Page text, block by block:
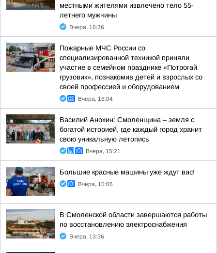
местными жителями извлечено тело 55-
летнего мужчины
Вчера, 16:36
Пожарные МЧС России со
специализированной техникой приняли
участие в семейном празднике «Потрогай
грузовик», познакомив детей и взрослых со
своей профессией и оборудованием
Вчера, 16:04
Василий Анохин: Смоленщина – земля с
богатой историей, где каждый город хранит
свою уникальную летопись
Вчера, 15:21
Большие красные машины уже ждут вас!
Вчера, 15:06
В Смоленской области завершаются работы
по восстановлению электроснабжения
Вчера, 13:36